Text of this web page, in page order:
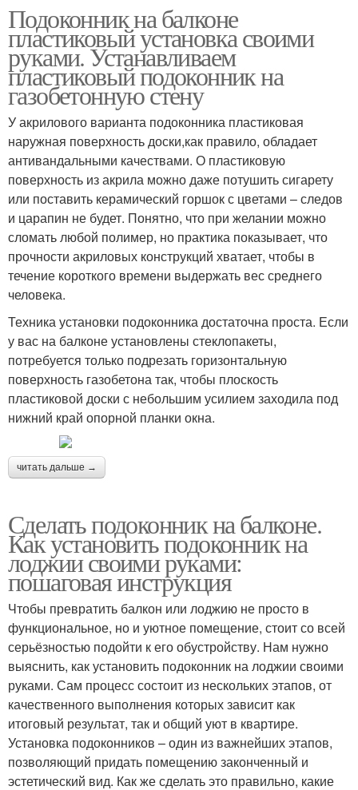
Подоконник на балконе
пластиковый установка своими
руками. Устанавливаем
пластиковый подоконник на
газобетонную стену
У акрилового варианта подоконника пластиковая
наружная поверхность доски,как правило, обладает
антивандальными качествами. О пластиковую
поверхность из акрила можно даже потушить сигарету
или поставить керамический горшок с цветами – следов
и царапин не будет. Понятно, что при желании можно
сломать любой полимер, но практика показывает, что
прочности акриловых конструкций хватает, чтобы в
течение короткого времени выдержать вес среднего
человека.
Техника установки подоконника достаточна проста. Если
у вас на балконе установлены стеклопакеты,
потребуется только подрезать горизонтальную
поверхность газобетона так, чтобы плоскость
пластиковой доски с небольшим усилием заходила под
нижний край опорной планки окна.
читать дальше →
Сделать подоконник на балконе.
Как установить подоконник на
лоджии своими руками:
пошаговая инструкция
Чтобы превратить балкон или лоджию не просто в
функциональное, но и уютное помещение, стоит со всей
серьёзностью подойти к его обустройству. Нам нужно
выяснить, как установить подоконник на лоджии своими
руками. Сам процесс состоит из нескольких этапов, от
качественного выполнения которых зависит как
итоговый результат, так и общий уют в квартире.
Установка подоконников – один из важнейших этапов,
позволяющий придать помещению законченный и
эстетический вид. Как же сделать это правильно, какие